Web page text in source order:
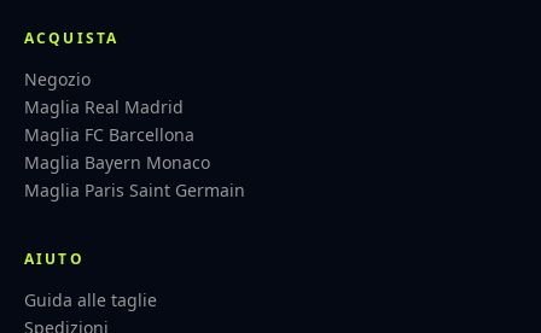
ACQUISTA
Negozio
Maglia Real Madrid
Maglia FC Barcellona
Maglia Bayern Monaco
Maglia Paris Saint Germain
AIUTO
Guida alle taglie
Spedizioni